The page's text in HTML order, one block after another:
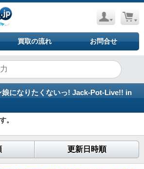
買取の流れ お問合せ
になりたくないっ! Jack-Pot-Live!! in
。
更新日時順